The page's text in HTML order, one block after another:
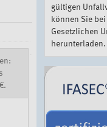
gültigen
können Sie
Gesetzlichen
herunterladen.